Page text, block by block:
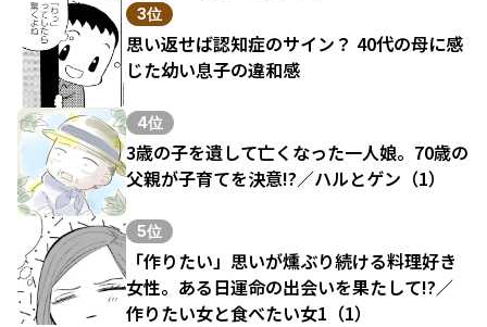
3位
思い返せば認知症のサイン？ 40代の母に感
じた幼い息子の違和感
4位
3歳の子を遺して亡くなった一人娘。70歳の
父親が子育てを決意!?／ハルとゲン（1）
5位
「作りたい」思いが燻ぶり続ける料理好き
女性。ある日運命の出会いを果たして!?／
作りたい女と食べたい女1（1）